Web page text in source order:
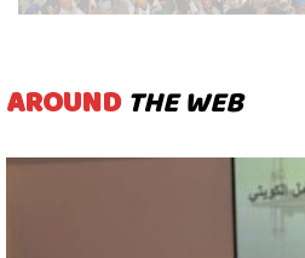
AROUND THE WEB